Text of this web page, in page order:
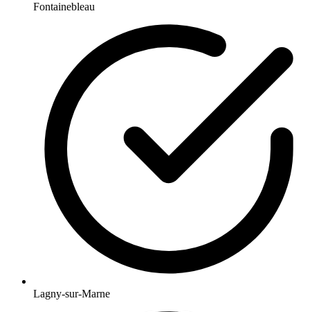
Fontainebleau
Lagny-sur-Marne